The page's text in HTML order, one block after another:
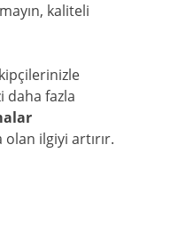
kaliteli
daha fazla
olan ilgiyi artırır.